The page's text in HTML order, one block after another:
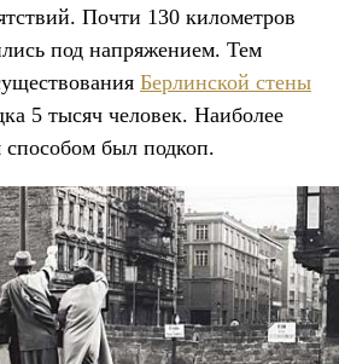
Почти 130 километров
под напряжением. Тем
Берлинской стены
5 тысяч человек. Наиболее
был подкоп.